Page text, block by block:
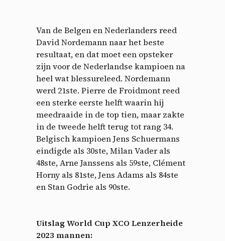
Van de Belgen en Nederlanders reed
David Nordemann naar het beste
resultaat, en dat moet een opsteker
zijn voor de Nederlandse kampioen na
heel wat blessureleed. Nordemann
werd 21ste. Pierre de Froidmont reed
een sterke eerste helft waarin hij
meedraaide in de top tien, maar zakte
in de tweede helft terug tot rang 34.
Belgisch kampioen Jens Schuermans
eindigde als 30ste, Milan Vader als
48ste, Arne Janssens als 59ste, Clément
Horny als 81ste, Jens Adams als 84ste
en Stan Godrie als 90ste.
Uitslag World Cup XCO Lenzerheide
2023 mannen: